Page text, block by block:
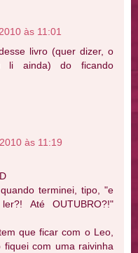
às 11:01
livro (quer dizer, o
ainda) do ficando
às 11:19
terminei, tipo, "e
Até OUTUBRO?!"
que ficar com o Leo,
fiquei com uma raivinha